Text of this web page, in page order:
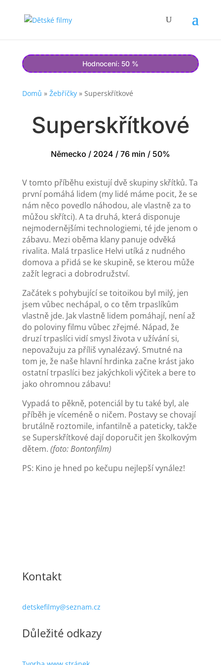
Hodnocení: 50 %
Domů » Žebříčky» Superskřítkové
Superskřítkové
Německo / 2024 / 76 min / 50%
V tomto příběhu existují dvě skupiny skřítků. Ta
první pomáhá lidem (my lidé máme pocit, že se
nám něco povedlo náhodou, ale vlastně za to
můžou skřítci). A ta druhá, která disponuje
nejmodernějšími technologiemi, té jde jenom o
zábavu. Mezi oběma klany panuje odvěká
rivalita. Malá trpaslice Helvi utíká z nudného
domova a přidá se ke skupině, se kterou může
zažít legraci a dobrodružství.
Začátek s pohybující se toitoikou byl milý, jen
jsem vůbec nechápal, o co těm trpaslíkům
vlastně jde. Jak vlastně lidem pomáhají, není až
do poloviny filmu vůbec zřejmé. Nápad, že
druzí trpaslíci vidí smysl života v užívání si,
nepovažuju za příliš vynalézavý. Smutné na
tom je, že naše hlavní hrdinka začne krást jako
ostatní trpaslíci bez jakýchkoli výčitek a bere to
jako ohromnou zábavu!
Vypadá to pěkně, potenciál by tu také byl, ale
příběh je víceméně o ničem. Postavy se chovají
brutálně roztomile, infantilně a pateticky, takže
se Superskřítkové dají doporučit jen školkovým
dětem. (foto: Bontonfilm)
PS: Kino je hned po kečupu nejlepší vynález!
Kontakt
detskefilmy@seznam.cz
Důležité odkazy